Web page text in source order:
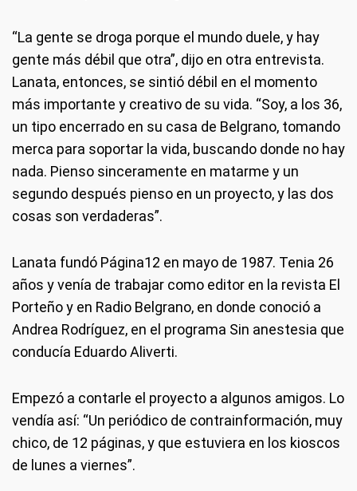
“La gente se droga porque el mundo duele, y hay
gente más débil que otra”, dijo en otra entrevista.
Lanata, entonces, se sintió débil en el momento
más importante y creativo de su vida. “Soy, a los 36,
un tipo encerrado en su casa de Belgrano, tomando
merca para soportar la vida, buscando donde no hay
nada. Pienso sinceramente en matarme y un
segundo después pienso en un proyecto, y las dos
cosas son verdaderas”.
Lanata fundó Página12 en mayo de 1987. Tenia 26
años y venía de trabajar como editor en la revista El
Porteño y en Radio Belgrano, en donde conoció a
Andrea Rodríguez, en el programa Sin anestesia que
conducía Eduardo Aliverti.
Empezó a contarle el proyecto a algunos amigos. Lo
vendía así: “Un periódico de contrainformación, muy
chico, de 12 páginas, y que estuviera en los kioscos
de lunes a viernes”.